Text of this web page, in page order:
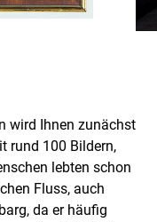
wird Ihnen zunächst
rund 100 Bildern,
lebten schon
Fluss, auch
da er häufig